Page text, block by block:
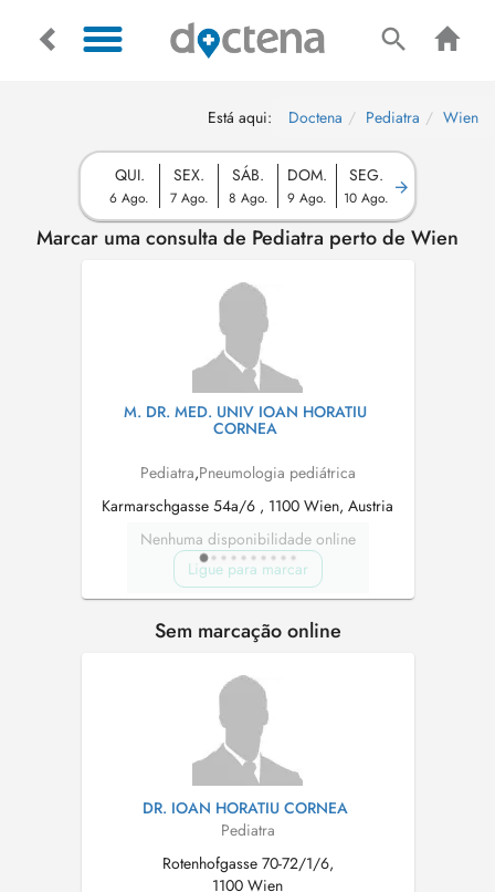
Está aqui: Doctena Pediatra Wien
QUI.
6 Ago.
SEX.
7 Ago.
SÁB.
8 Ago.
DOM.
9 Ago.
SEG.
10 Ago.
Marcar uma consulta de Pediatra perto de Wien
M. DR. MED. UNIV IOAN HORATIU
CORNEA
Pediatra,Pneumologia pediátrica
Karmarschgasse 54a/6 , 1100 Wien, Austria
Nenhuma disponibilidade online
Ligue para marcar
Sem marcação online
DR. IOAN HORATIU CORNEA
Pediatra
Rotenhofgasse 70-72/1/6,
1100 Wien